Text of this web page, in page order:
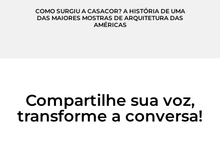
COMO SURGIU A CASACOR? A HISTÓRIA DE UMA
DAS MAIORES MOSTRAS DE ARQUITETURA DAS
AMÉRICAS
Compartilhe sua voz,
transforme a conversa!